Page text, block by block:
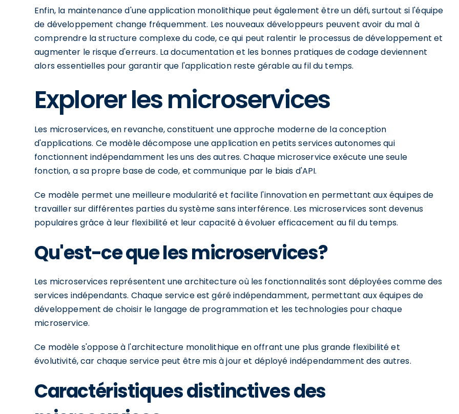
Enfin, la maintenance d'une application monolithique peut également être un défi, surtout si l'équipe
de développement change fréquemment. Les nouveaux développeurs peuvent avoir du mal à
comprendre la structure complexe du code, ce qui peut ralentir le processus de développement et
augmenter le risque d'erreurs. La documentation et les bonnes pratiques de codage deviennent
alors essentielles pour garantir que l'application reste gérable au fil du temps.
Explorer les microservices
Les microservices, en revanche, constituent une approche moderne de la conception
d'applications. Ce modèle décompose une application en petits services autonomes qui
fonctionnent indépendamment les uns des autres. Chaque microservice exécute une seule
fonction, a sa propre base de code, et communique par le biais d'API.
Ce modèle permet une meilleure modularité et facilite l'innovation en permettant aux équipes de
travailler sur différentes parties du système sans interférence. Les microservices sont devenus
populaires grâce à leur flexibilité et leur capacité à évoluer efficacement au fil du temps.
Qu'est-ce que les microservices?
Les microservices représentent une architecture où les fonctionnalités sont déployées comme des
services indépendants. Chaque service est géré indépendamment, permettant aux équipes de
développement de choisir le langage de programmation et les technologies pour chaque
microservice.
Ce modèle s'oppose à l'architecture monolithique en offrant une plus grande flexibilité et
évolutivité, car chaque service peut être mis à jour et déployé indépendamment des autres.
Caractéristiques distinctives des